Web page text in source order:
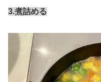
3.煮詰める